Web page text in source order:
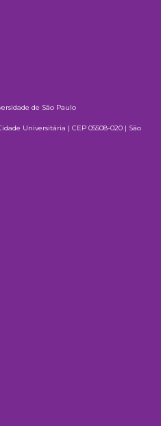
de São Paulo
Universitária | CEP 05508-020 | São